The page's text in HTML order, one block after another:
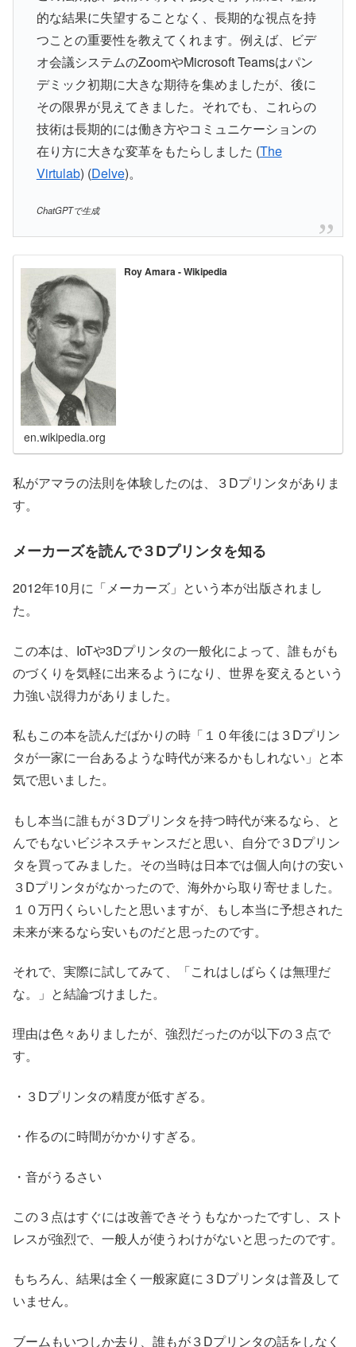
的な結果に失望することなく、長期的な視点を持
つことの重要性を教えてくれます。例えば、ビデ
オ会議システムのZoomやMicrosoft Teamsはパン
デミック初期に大きな期待を集めましたが、後に
その限界が見えてきました。それでも、これらの
技術は長期的には働き方やコミュニケーションの
在り方に大きな変革をもたらしました​ (The
Virtulab)​​ (Delve)​。
ChatGPTで生成
Roy Amara - Wikipedia
en.wikipedia.org
私がアマラの法則を体験したのは、３Dプリンタがありま
す。
メーカーズを読んで３Dプリンタを知る
2012年10月に「メーカーズ」という本が出版されまし
た。
この本は、IoTや3Dプリンタの一般化によって、誰もがも
のづくりを気軽に出来るようになり、世界を変えるという
力強い説得力がありました。
私もこの本を読んだばかりの時「１０年後には３Dプリン
タが一家に一台あるような時代が来るかもしれない」と本
気で思いました。
もし本当に誰もが３Dプリンタを持つ時代が来るなら、と
んでもないビジネスチャンスだと思い、自分で３Dプリン
タを買ってみました。その当時は日本では個人向けの安い
３Dプリンタがなかったので、海外から取り寄せました。
１０万円くらいしたと思いますが、もし本当に予想された
未来が来るなら安いものだと思ったのです。
それで、実際に試してみて、「これはしばらくは無理だ
な。」と結論づけました。
理由は色々ありましたが、強烈だったのが以下の３点で
す。
・３Dプリンタの精度が低すぎる。
・作るのに時間がかかりすぎる。
・音がうるさい
この３点はすぐには改善できそうもなかったですし、スト
レスが強烈で、一般人が使うわけがないと思ったのです。
もちろん、結果は全く一般家庭に３Dプリンタは普及して
いません。
ブームもいつしか去り、誰もが３Dプリンタの話をしなく